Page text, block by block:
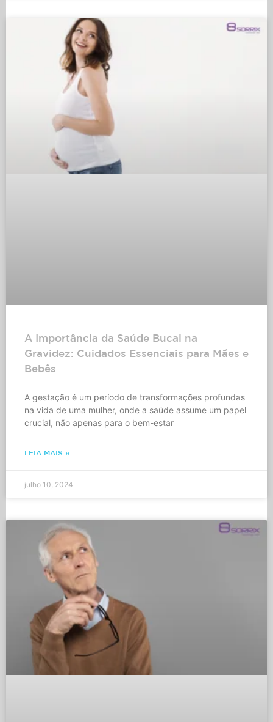
A Importância da Saúde Bucal na
Gravidez: Cuidados Essenciais para Mães e
Bebês
A gestação é um período de transformações profundas
na vida de uma mulher, onde a saúde assume um papel
crucial, não apenas para o bem-estar
LEIA MAIS »
julho 10, 2024